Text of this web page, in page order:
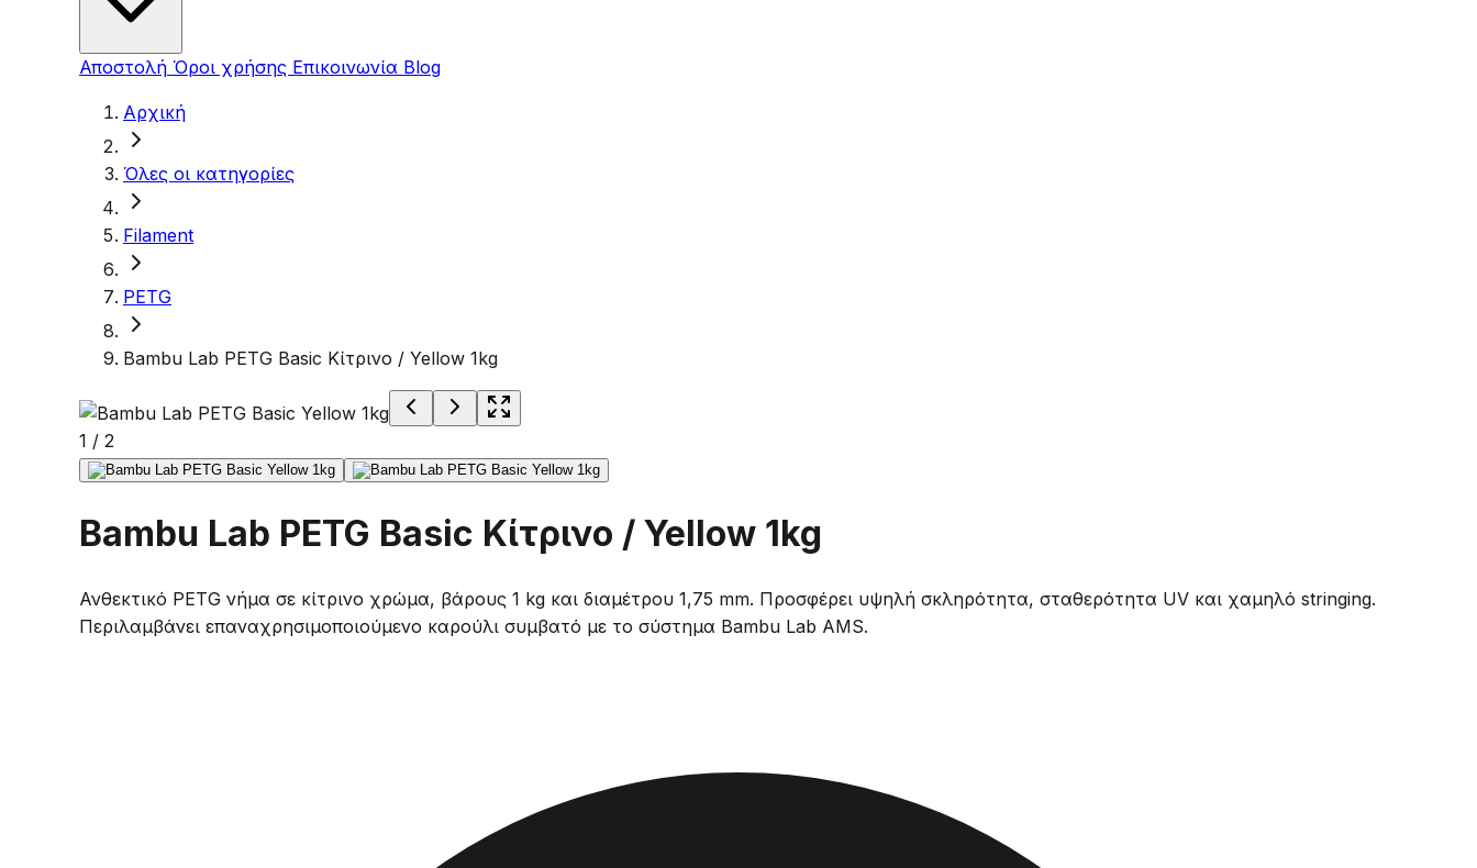
Αποστολή Όροι χρήσης Επικοινωνία Blog
Αρχική
Όλες οι κατηγορίες
Filament
PETG
Bambu Lab PETG Basic Κίτρινο / Yellow 1kg
1 / 2
Bambu Lab PETG Basic Κίτρινο / Yellow 1kg
Ανθεκτικό PETG νήμα σε κίτρινο χρώμα, βάρους 1 kg και διαμέτρου 1,75 mm. Προσφέρει υψηλή σκληρότητα, σταθερότητα UV και χαμηλό stringing.
Περιλαμβάνει επαναχρησιμοποιούμενο καρούλι συμβατό με το σύστημα Bambu Lab AMS.